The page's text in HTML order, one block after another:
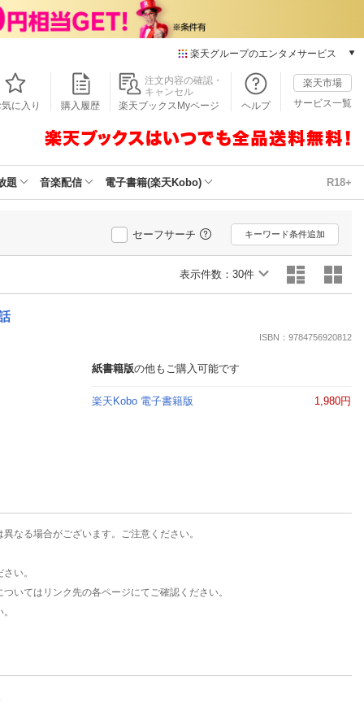
楽天グループのエンタメサービス
本/ゲーム/CD/DVD
楽天ブックス
楽天Kobo
動画配信
楽天TV
動画配信ガイド
楽天チケット
気に入り 購入履歴
注文内容の確認・
キャンセル
楽天ブックスMyページ
ヘルプ
楽天市場
サービス一覧
題 音楽配信 電子書籍(楽天Kobo) R18+
セーフサーチ キーワード条件追加
表示件数： 30件
ISBN：9784756920812
紙書籍版の他もご購入可能です
楽天Kobo 電子書籍版 1,980円
なる場合がございます。ご注意ください。
い。
いてはリンク先の各ページにてご確認ください。